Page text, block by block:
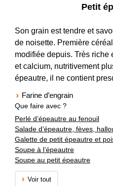
Petit
Son grain est tendre et
de noisette. Première
modifiée depuis. Très riche
et calcium, nutritivement
épeautre, il ne contient
Farine d’engrain
Que faire avec ?
Perlé d’épeautre au fenouil
Salade d’épeautre, fèves,
Galette de petit épeautre et
Soupe à l’épeautre
Soupe au petit épeautre
Voir tout